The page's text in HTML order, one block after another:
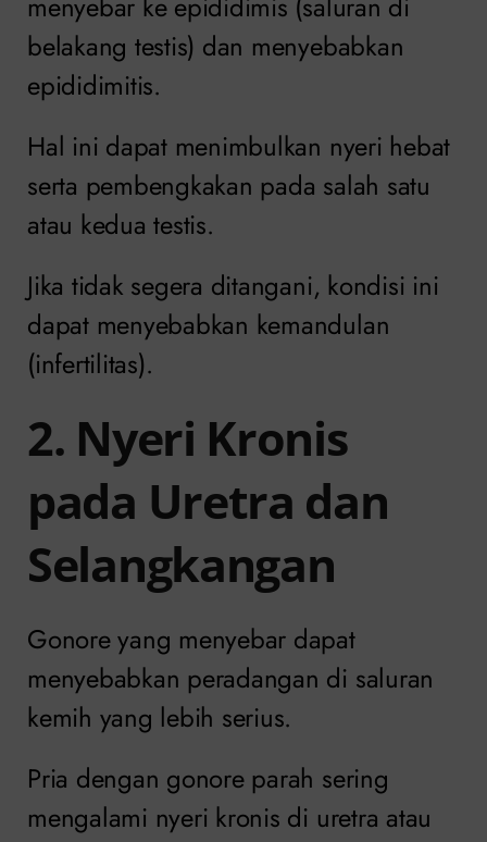
belakang testis) dan menyebabkan
epididimitis.
Hal ini dapat menimbulkan nyeri hebat
serta pembengkakan pada salah satu
atau kedua testis.
Jika tidak segera ditangani, kondisi ini
dapat menyebabkan kemandulan
(infertilitas).
2. Nyeri Kronis
pada Uretra dan
Selangkangan
Gonore yang menyebar dapat
menyebabkan peradangan di saluran
kemih yang lebih serius.
Pria dengan gonore parah sering
mengalami nyeri kronis di uretra atau